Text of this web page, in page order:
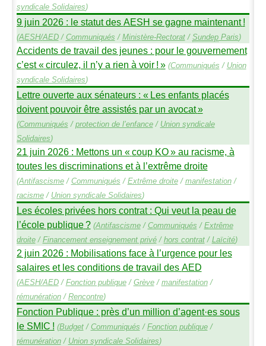
syndicale Solidaires)
9 juin 2026 : le statut des AESH se gagne maintenant !
(AESH/AED/ Communiqués / Ministère-Rectorat/ SundepParis)
Accidents de travail des jeunes : pour le gouvernement
c’est «circulez, il n’y a rien à voir ! » (Communiqués / Union
syndicale Solidaires)
Lettre ouverte aux sénateurs : « Les enfants placés
doivent pouvoir être assistés par un avocat»
(Communiqués / protection de l’enfance/ Union syndicale
Solidaires)
21 juin 2026 : Mettons un «coup KO» au racisme, à
toutes les discriminations et à l’extrême droite
(Antifascisme/ Communiqués / Extrême droite/ manifestation/
racisme/ Union syndicale Solidaires)
Les écoles privées hors contrat : Qui veut la peau de
l’école publique? (Antifascisme/ Communiqués / Extrême
droite/ Financement enseignement privé/ hors contrat/ Laïcité)
2 juin 2026 : Mobilisations face à l’urgence pour les
salaires et les conditions de travail des AED
(AESH/AED/ Fonction publique/ Grève/ manifestation/
rémunération/ Rencontre)
Fonction Publique : près d’un million d’agent·es sous
le SMIC ! (Budget/ Communiqués / Fonction publique/
rémunération/ Union syndicale Solidaires)